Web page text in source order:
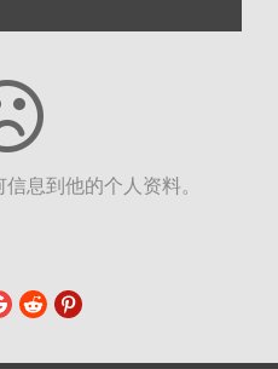
息到他的个人资料。